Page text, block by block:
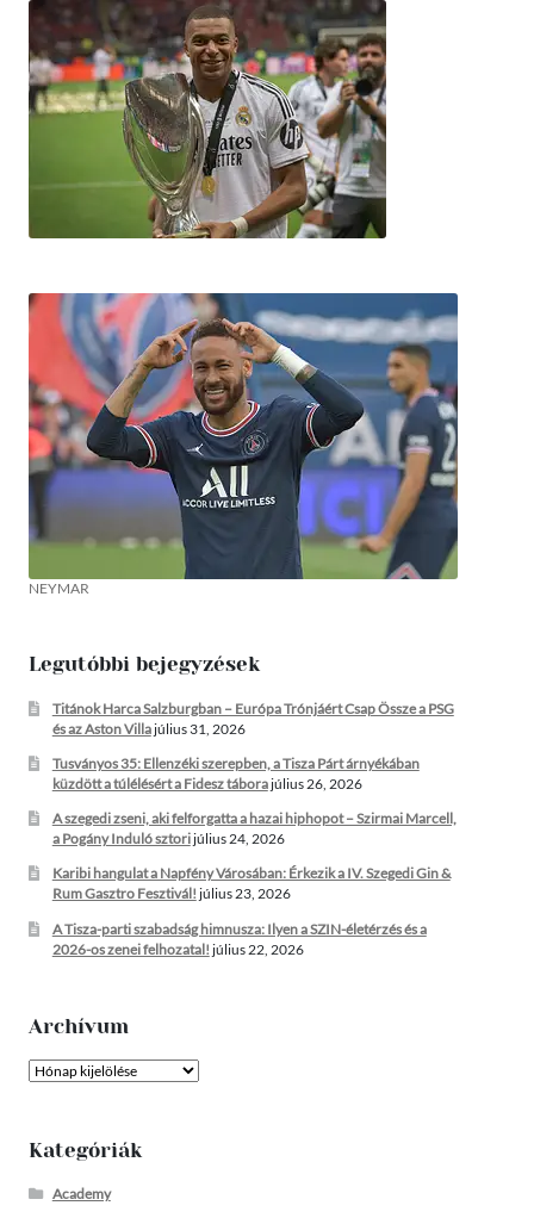
NEYMAR
Legutóbbi bejegyzések
Titánok Harca Salzburgban – Európa Trónjáért Csap Össze a PSG
és az Aston Villajúlius 31, 2026
Tusványos 35: Ellenzéki szerepben, a Tisza Párt árnyékában
küzdött a túlélésért a Fidesz táborajúlius 26, 2026
A szegedi zseni, aki felforgatta a hazai hiphopot – Szirmai Marcell,
a Pogány Induló sztorijúlius 24, 2026
Karibi hangulat a Napfény Városában: Érkezik a IV. Szegedi Gin &
Rum Gasztro Fesztivál! július 23, 2026
A Tisza-parti szabadság himnusza: Ilyen a SZIN-életérzés és a
2026-os zenei felhozatal! július 22, 2026
Archívum
Archívum
Kategóriák
Academy